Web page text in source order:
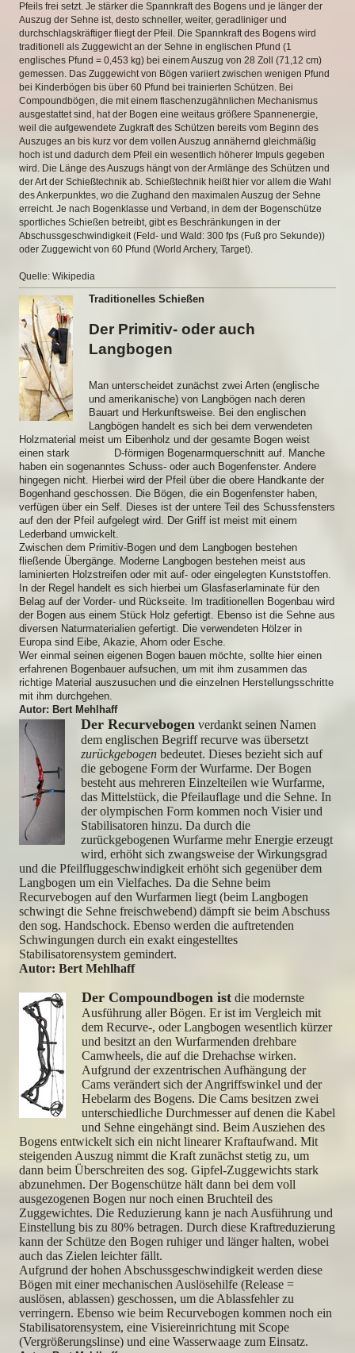
Pfeils frei setzt. Je stärker die Spannkraft des Bogens und je länger der
Auszug der Sehne ist, desto schneller, weiter, geradliniger und
durchschlagskräftiger fliegt der Pfeil. Die Spannkraft des Bogens wird
traditionell als Zuggewicht an der Sehne in englischen Pfund (1
englisches Pfund = 0,453 kg) bei einem Auszug von 28 Zoll (71,12 cm)
gemessen. Das Zuggewicht von Bögen variiert zwischen wenigen Pfund
bei Kinderbögen bis über 60 Pfund bei trainierten Schützen. Bei
Compoundbögen, die mit einem flaschenzugähnlichen Mechanismus
ausgestattet sind, hat der Bogen eine weitaus größere Spannenergie,
weil die aufgewendete Zugkraft des Schützen bereits vom Beginn des
Auszuges an bis kurz vor dem vollen Auszug annähernd gleichmäßig
hoch ist und dadurch dem Pfeil ein wesentlich höherer Impuls gegeben
wird. Die Länge des Auszugs hängt von der Armlänge des Schützen und
der Art der Schießtechnik ab. Schießtechnik heißt hier vor allem die Wahl
des Ankerpunktes, wo die Zughand den maximalen Auszug der Sehne
erreicht. Je nach Bogenklasse und Verband, in dem der Bogenschütze
sportliches Schießen betreibt, gibt es Beschränkungen in der
Abschussgeschwindigkeit (Feld- und Wald: 300 fps (Fuß pro Sekunde))
oder Zuggewicht von 60 Pfund (World Archery, Target).
Quelle: Wikipedia
Traditionelles Schießen
Der Primitiv- oder auch
Langbogen
Man unterscheidet zunächst zwei Arten (englische
und amerikanische) von Langbögen nach deren
Bauart und Herkunftsweise. Bei den englischen
Langbögen handelt es sich bei dem verwendeten
Holzmaterial meist um Eibenholz und der gesamte Bogen weist
einen stark D-förmigen Bogenarmquerschnitt auf. Manche
haben ein sogenanntes Schuss- oder auch Bogenfenster. Andere
hingegen nicht. Hierbei wird der Pfeil über die obere Handkante der
Bogenhand geschossen. Die Bögen, die ein Bogenfenster haben,
verfügen über ein Self. Dieses ist der untere Teil des Schussfensters
auf den der Pfeil aufgelegt wird. Der Griff ist meist mit einem
Lederband umwickelt.
Zwischen dem Primitiv-Bogen und dem Langbogen bestehen
fließende Übergänge. Moderne Langbogen bestehen meist aus
laminierten Holzstreifen oder mit auf- oder eingelegten Kunststoffen.
In der Regel handelt es sich hierbei um Glasfaserlaminate für den
Belag auf der Vorder- und Rückseite. Im traditionellen Bogenbau wird
der Bogen aus einem Stück Holz gefertigt. Ebenso ist die Sehne aus
diversen Naturmaterialien gefertigt. Die verwendeten Hölzer in
Europa sind Eibe, Akazie, Ahorn oder Esche.
Wer einmal seinen eigenen Bogen bauen möchte, sollte hier einen
erfahrenen Bogenbauer aufsuchen, um mit ihm zusammen das
richtige Material auszusuchen und die einzelnen Herstellungsschritte
mit ihm durchgehen.
Autor: Bert Mehlhaff
Der Recurvebogen verdankt seinen Namen
dem englischen Begriff recurve was übersetzt
zurückgebogen bedeutet. Dieses bezieht sich auf
die gebogene Form der Wurfarme. Der Bogen
besteht aus mehreren Einzelteilen wie Wurfarme,
das Mittelstück, die Pfeilauflage und die Sehne. In
der olympischen Form kommen noch Visier und
Stabilisatoren hinzu. Da durch die
zurückgebogenen Wurfarme mehr Energie erzeugt
wird, erhöht sich zwangsweise der Wirkungsgrad
und die Pfeilfluggeschwindigkeit erhöht sich gegenüber dem
Langbogen um ein Vielfaches. Da die Sehne beim
Recurvebogen auf den Wurfarmen liegt (beim Langbogen
schwingt die Sehne freischwebend) dämpft sie beim Abschuss
den sog. Handschock. Ebenso werden die auftretenden
Schwingungen durch ein exakt eingestelltes
Stabilisatorensystem gemindert.
Autor: Bert Mehlhaff
Der Compoundbogen ist die modernste
Ausführung aller Bögen. Er ist im Vergleich mit
dem Recurve-, oder Langbogen wesentlich kürzer
und besitzt an den Wurfarmenden drehbare
Camwheels, die auf die Drehachse wirken.
Aufgrund der exzentrischen Aufhängung der
Cams verändert sich der Angriffswinkel und der
Hebelarm des Bogens. Die Cams besitzen zwei
unterschiedliche Durchmesser auf denen die Kabel
und Sehne eingehängt sind. Beim Ausziehen des
Bogens entwickelt sich ein nicht linearer Kraftaufwand. Mit
steigenden Auszug nimmt die Kraft zunächst stetig zu, um
dann beim Überschreiten des sog. Gipfel-Zuggewichts stark
abzunehmen. Der Bogenschütze hält dann bei dem voll
ausgezogenen Bogen nur noch einen Bruchteil des
Zuggewichtes. Die Reduzierung kann je nach Ausführung und
Einstellung bis zu 80% betragen. Durch diese Kraftreduzierung
kann der Schütze den Bogen ruhiger und länger halten, wobei
auch das Zielen leichter fällt.
Aufgrund der hohen Abschussgeschwindigkeit werden diese
Bögen mit einer mechanischen Auslösehilfe (Release =
auslösen, ablassen) geschossen, um die Ablassfehler zu
verringern. Ebenso wie beim Recurvebogen kommen noch ein
Stabilisatorensystem, eine Visiereinrichtung mit Scope
(Vergrößerungslinse) und eine Wasserwaage zum Einsatz.